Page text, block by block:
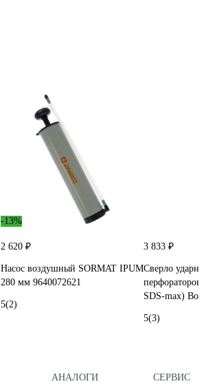
-13%
2 620 ₽
Насос воздушный SORMAT IPUM
280 мм 9640072621
5(2)
3 833 ₽
Сверло
SDS-max)
5(3)
АНАЛОГИ СЕРВИС